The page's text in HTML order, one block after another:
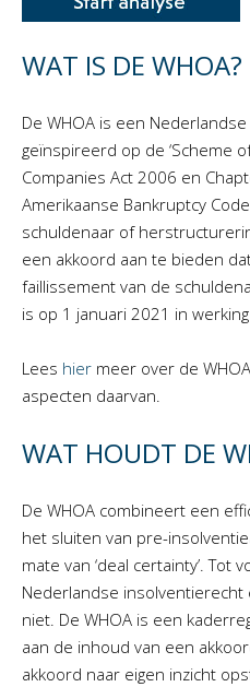
WAT IS DE WHOA?
De WHOA is een
geïnspireerd op de ‘Scheme
Companies Act 2006 en
Amerikaanse Bankruptcy
schuldenaar of
een akkoord aan te bieden
faillissement van de
is op 1 januari 2021 in
Lees hier meer over de
aspecten daarvan.
WAT HOUDT DE
De WHOA combineert een
het sluiten van pre-
mate van ‘deal certainty’. Tot
Nederlandse
niet. De WHOA is een
aan de inhoud van een
akkoord naar eigen inzicht